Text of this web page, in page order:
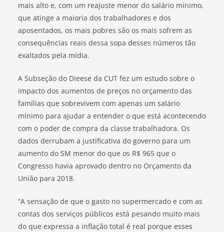
mais alto e, com um reajuste menor do salário mínimo,
que atinge a maioria dos trabalhadores e dos
aposentados, os mais pobres são os mais sofrem as
consequências reais dessa sopa desses números tão
exaltados pela mídia.
A Subseção do Dieese da CUT fez um estudo sobre o
impacto dos aumentos de preços no orçamento das
famílias que sobrevivem com apenas um salário
mínimo para ajudar a entender o que está acontecendo
com o poder de compra da classe trabalhadora. Os
dados derrubam a justificativa do governo para um
aumento do SM menor do que os R$ 965 que o
Congresso havia aprovado dentro no Orçamento da
União para 2018.
“A sensação de que o gasto no supermercado e com as
contas dos serviços públicos está pesando muito mais
do que expressa a inflação total é real porque esses